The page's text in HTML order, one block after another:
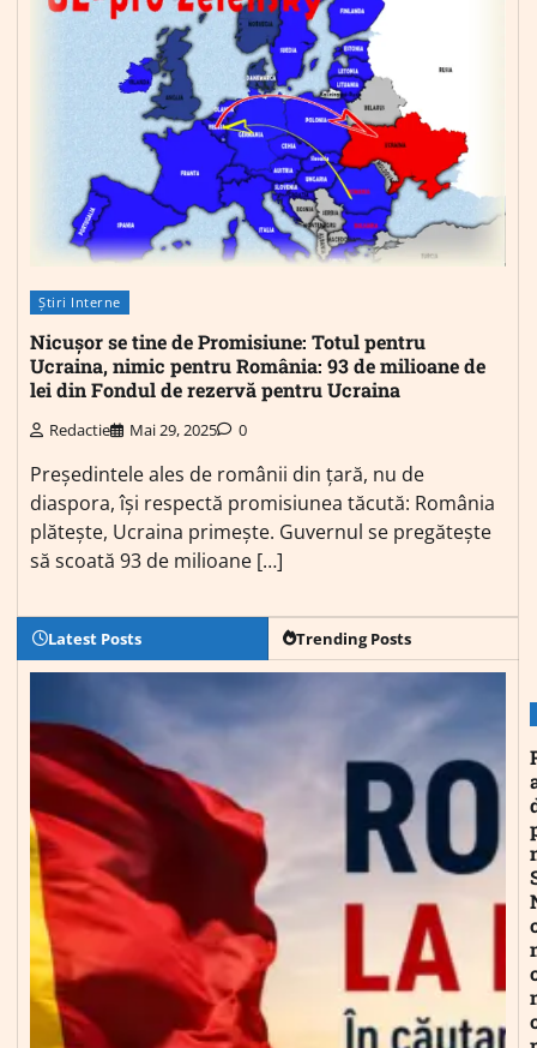
Știri Interne
Nicușor se tine de Promisiune: Totul pentru
Ucraina, nimic pentru România: 93 de milioane de
lei din Fondul de rezervă pentru Ucraina
Redactie Mai 29, 2025 0
Președintele ales de românii din țară, nu de
diaspora, își respectă promisiunea tăcută: România
plătește, Ucraina primește. Guvernul se pregătește
să scoată 93 de milioane […]
Latest Posts Trending Posts